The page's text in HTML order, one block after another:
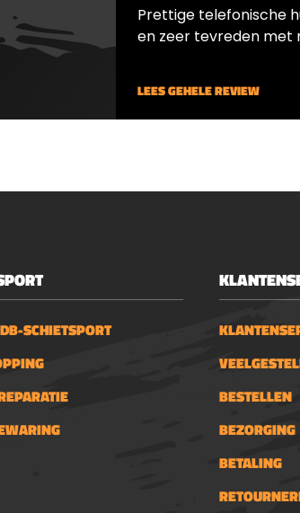
Prettige telefonische
en zeer tevreden met
LEES GEHELE REVIEW
SCHIETSPORT
BESTELLEN
BEZORGING
BETALING